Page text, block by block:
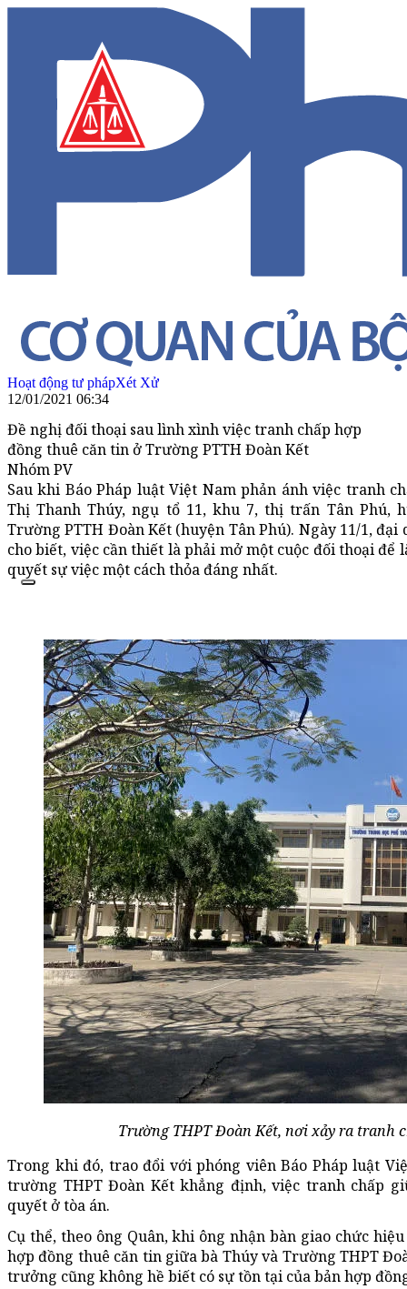
Hoạt động tư phápXét Xử
12/01/2021 06:34
Đề nghị đối thoại sau lình xình việc tranh chấp hợp
đồng thuê căn tin ở Trường PTTH Đoàn Kết
Nhóm PV
Sau khi Báo Pháp luật Việt Nam phản ánh việc tranh
Thị Thanh Thúy, ngụ tổ 11, khu 7, thị trấn Tân Phú,
Trường PTTH Đoàn Kết (huyện Tân Phú). Ngày 11/1,
cho biết, việc cần thiết là phải mở một cuộc đối thoại để
quyết sự việc một cách thỏa đáng nhất.
Trường THPT Đoàn Kết, nơi xảy ra tranh
Trong khi đó, trao đổi với phóng viên Báo Pháp luật
trường THPT Đoàn Kết khẳng định, việc tranh chấp
quyết ở tòa án.
Cụ thể, theo ông Quân, khi ông nhận bàn giao chức
hợp đồng thuê căn tin giữa bà Thúy và Trường THPT
trưởng cũng không hề biết có sự tồn tại của bản hợp